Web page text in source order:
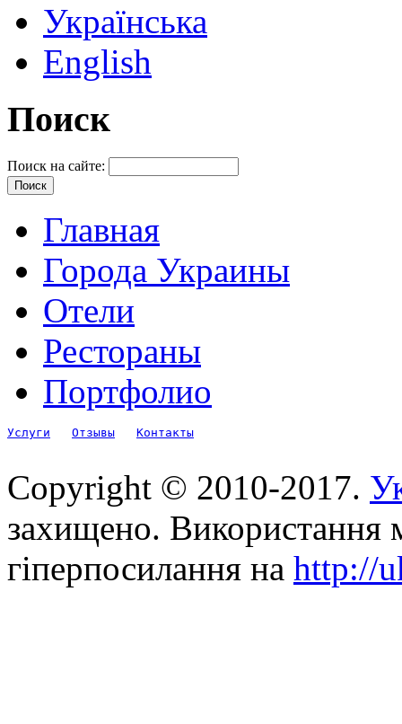
Українська
English
Поиск
Поиск на сайте:
Главная
Города Украины
Отели
Рестораны
Портфолио
Услуги Отзывы Контакты
Copyright © 2010-2017.
захищено. Використання
гіперпосилання на http://